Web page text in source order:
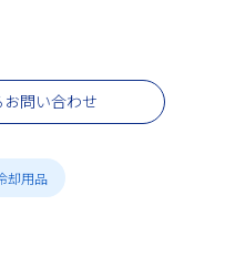
お問い合わせ
却用品